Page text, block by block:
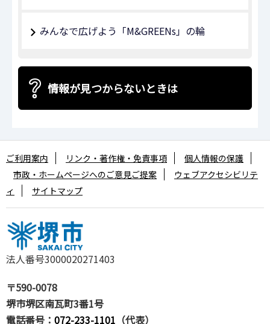
みんなで広げよう「M&GREENs」の輪
情報が見つからないときは
法人番号3000020271403
〒590-0078
堺市堺区南瓦町3番1号
電話番号： 072-233-1101 （代表）
ご利用案内 リンク・著作権・免責事項
個人情報の保護
市政・ホームページへのご意見ご提案
ウェブアクセシビリテ
ィ
サイトマップ